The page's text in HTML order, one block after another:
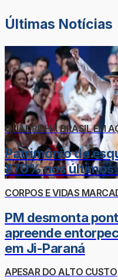
Últimas Notícias
QUADRILHA BRASIL EM
Patrimônio de
870% nos últimos
CORPOS E VIDAS
PM desmonta
apreende
em Ji-Paraná
APESAR DO ALTO CUSTO